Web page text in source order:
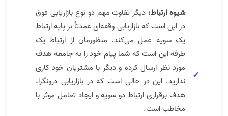
شیوه ارتباط: دیگر تفاوت مهم دو نوع بازاریابی فوق
در این است که بازاریابی وقفه‌ای عمدتاً بر پایه ارتباط
یک سویه عمل می‌کند. منظورمان از ارتباط یک
طرفه این است که شما پیام خود را به جامعه هدف
مورد نظر ارسال کرده و دیگر با مشتریان خود کاری
ندارید. این در حالی است که در بازاریابی درونگرا،
هدف برقراری ارتباط دو سویه و ایجاد تعامل موثر با
مخاطب است.